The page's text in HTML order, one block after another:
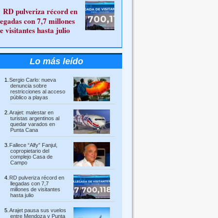
RD pulveriza récord en
con 7,7 millones
visitantes hasta julio
Lo más leído
Sergio Carlo: nueva
denuncia sobre
restricciones al acceso
público a playas
Arajet: malestar en
turistas argentinos al
quedar varados en
Punta Cana
Fallece “Alfy” Fanjul,
copropietario del
complejo Casa de
Campo
RD pulveriza récord en
llegadas con 7,7
millones de visitantes
hasta julio
Arajet pausa sus vuelos
entre Mendoza y Punta